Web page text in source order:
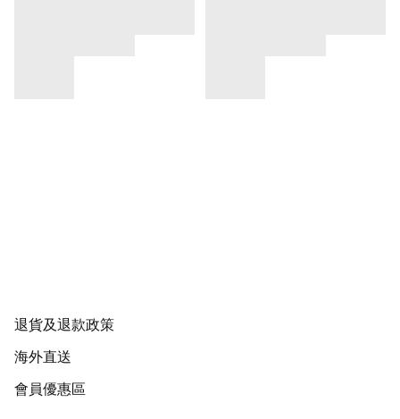
退貨及退款政策
海外直送
會員優惠區